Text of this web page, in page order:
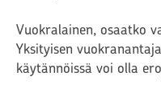
Vuokralainen, osaatko
Yksityisen
käytännöissä voi olla